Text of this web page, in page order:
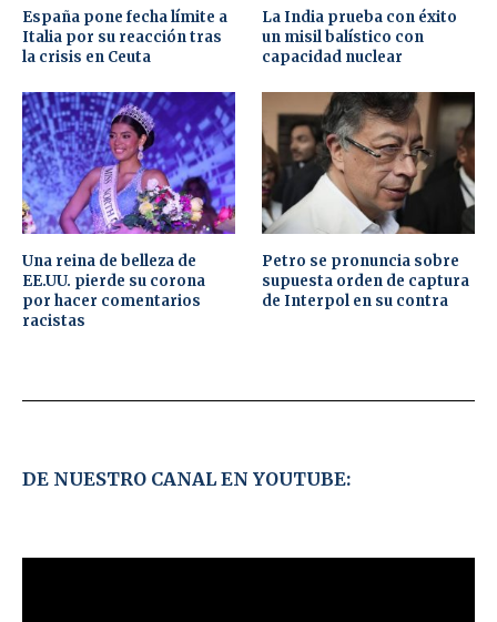
España pone fecha límite a
Italia por su reacción tras
la crisis en Ceuta
La India prueba con éxito
un misil balístico con
capacidad nuclear
Una reina de belleza de
EE.UU. pierde su corona
por hacer comentarios
racistas
Petro se pronuncia sobre
supuesta orden de captura
de Interpol en su contra
DE NUESTRO CANAL EN YOUTUBE: